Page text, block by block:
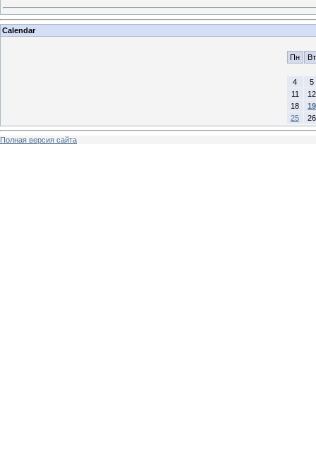
Calendar
Пн Вт
4
5
11
12
18
19
25
26
Полная версия сайта